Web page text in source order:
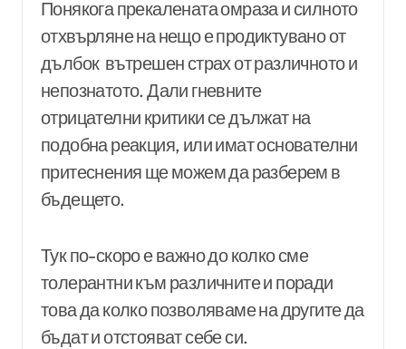
Понякога прекалената омраза и силното
отхвърляне на нещо е продиктувано от
дълбок вътрешен страх от различното и
непознатото. Дали гневните
отрицателни критики се дължат на
подобна реакция, или имат основателни
притеснения ще можем да разберем в
бъдещето.
Тук по-скоро е важно до колко сме
толерантни към различните и поради
това да колко позволяваме на другите да
бъдат и отстояват себе си.